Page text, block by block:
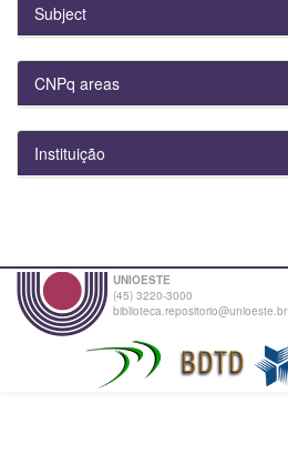
Subject
CNPq areas
Instituição
UNIOESTE
(45) 3220-3000
biblioteca.repositorio@unioeste.br